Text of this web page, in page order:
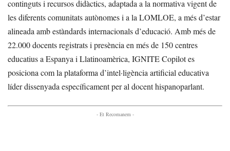
continguts i recursos didàctics, adaptada a la normativa vigent de
les diferents comunitats autònomes i a la LOMLOE, a més d’estar
alineada amb estàndards internacionals d’educació. Amb més de
22.000 docents registrats i presència en més de 150 centres
educatius a Espanya i Llatinoamèrica, IGNITE Copilot es
posiciona com la plataforma d’intel·ligència artificial educativa
líder dissenyada específicament per al docent hispanoparlant.
- Et Recomanem -